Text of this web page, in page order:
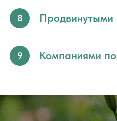
8 Продвинутыми
9 Компаниями по